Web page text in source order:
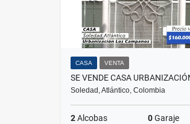
CASA VENTA
Soledad, Atlántico, Colombia
2Alcobas 0Garaje